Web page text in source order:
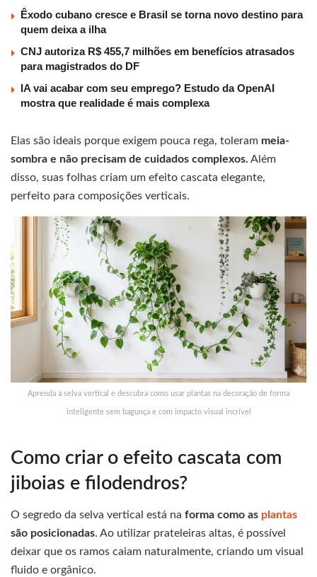
Êxodo cubano cresce e Brasil se torna novo destino para
quem deixa a ilha
CNJ autoriza R$ 455,7 milhões em benefícios atrasados
para magistrados do DF
IA vai acabar com seu emprego? Estudo da OpenAI
mostra que realidade é mais complexa
Elas são ideais porque exigem pouca rega, toleram meia-
sombra e não precisam de cuidados complexos. Além
disso, suas folhas criam um efeito cascata elegante,
perfeito para composições verticais.
Aprenda a selva vertical e descubra como usar plantas na decoração de forma
inteligente sem bagunça e com impacto visual incrível
Como criar o efeito cascata com
jiboias e filodendros?
O segredo da selva vertical está na forma como as plantas
são posicionadas. Ao utilizar prateleiras altas, é possível
deixar que os ramos caiam naturalmente, criando um visual
fluido e orgânico.